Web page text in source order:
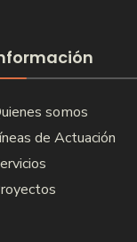
somos
de Actuación